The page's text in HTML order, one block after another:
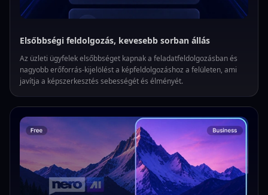
Elsőbbségi feldolgozás, kevesebb sorban állás
Az üzleti ügyfelek elsőbbséget kapnak a feladatfeldolgozásban és
nagyobb erőforrás-kijelölést a képfeldolgozáshoz a felületen, ami
javítja a képszerkesztés sebességét és élményét.